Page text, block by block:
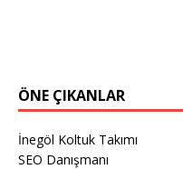
ÖNE ÇIKANLAR
İnegöl Koltuk Takımı
SEO Danışmanı